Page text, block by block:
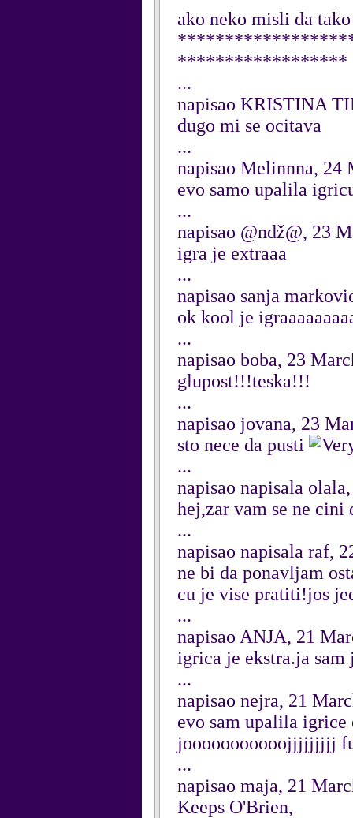
ako neko misli da
******************
...
napisao KRISTINA
dugo mi se ocitava
...
napisao Melinnna, 24
evo samo upalila
...
napisao @ndž@, 23
igra je extraaa
...
napisao sanja
ok kool je
...
napisao boba, 23
glupost!!!teska!!!
...
napisao jovana, 23
sto nece da pusti
...
napisao napisala
hej,zar vam se ne cini
...
napisao napisala raf,
ne bi da ponavljam
cu je vise pratiti!jos
...
napisao ANJA, 21
igrica je ekstra.ja
...
napisao nejra, 21
evo sam upalila
jooooooooooojjjjjjjjj
...
napisao maja, 21
Keeps O'Brien,